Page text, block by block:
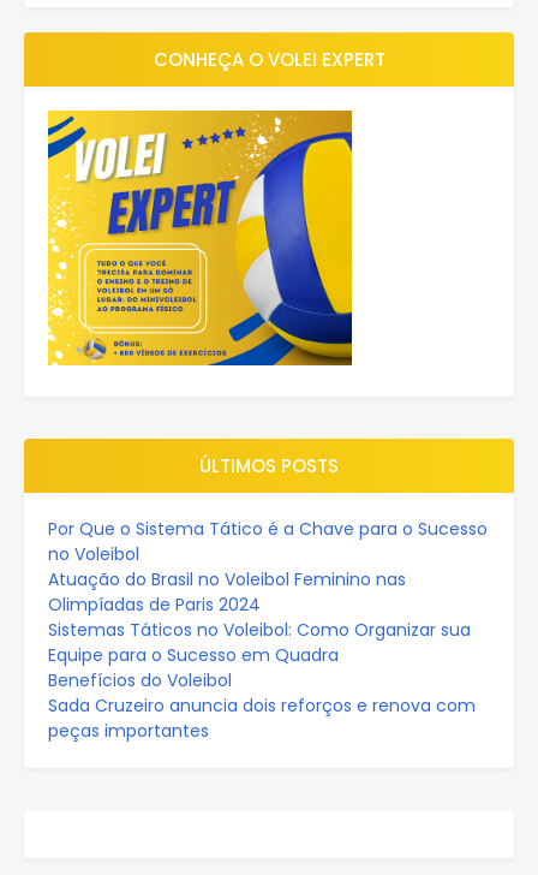
CONHEÇA O VOLEI EXPERT
ÚLTIMOS POSTS
Por Que o Sistema Tático é a Chave para o Sucesso
no Voleibol
Atuação do Brasil no Voleibol Feminino nas
Olimpíadas de Paris 2024
Sistemas Táticos no Voleibol: Como Organizar sua
Equipe para o Sucesso em Quadra
Benefícios do Voleibol
Sada Cruzeiro anuncia dois reforços e renova com
peças importantes